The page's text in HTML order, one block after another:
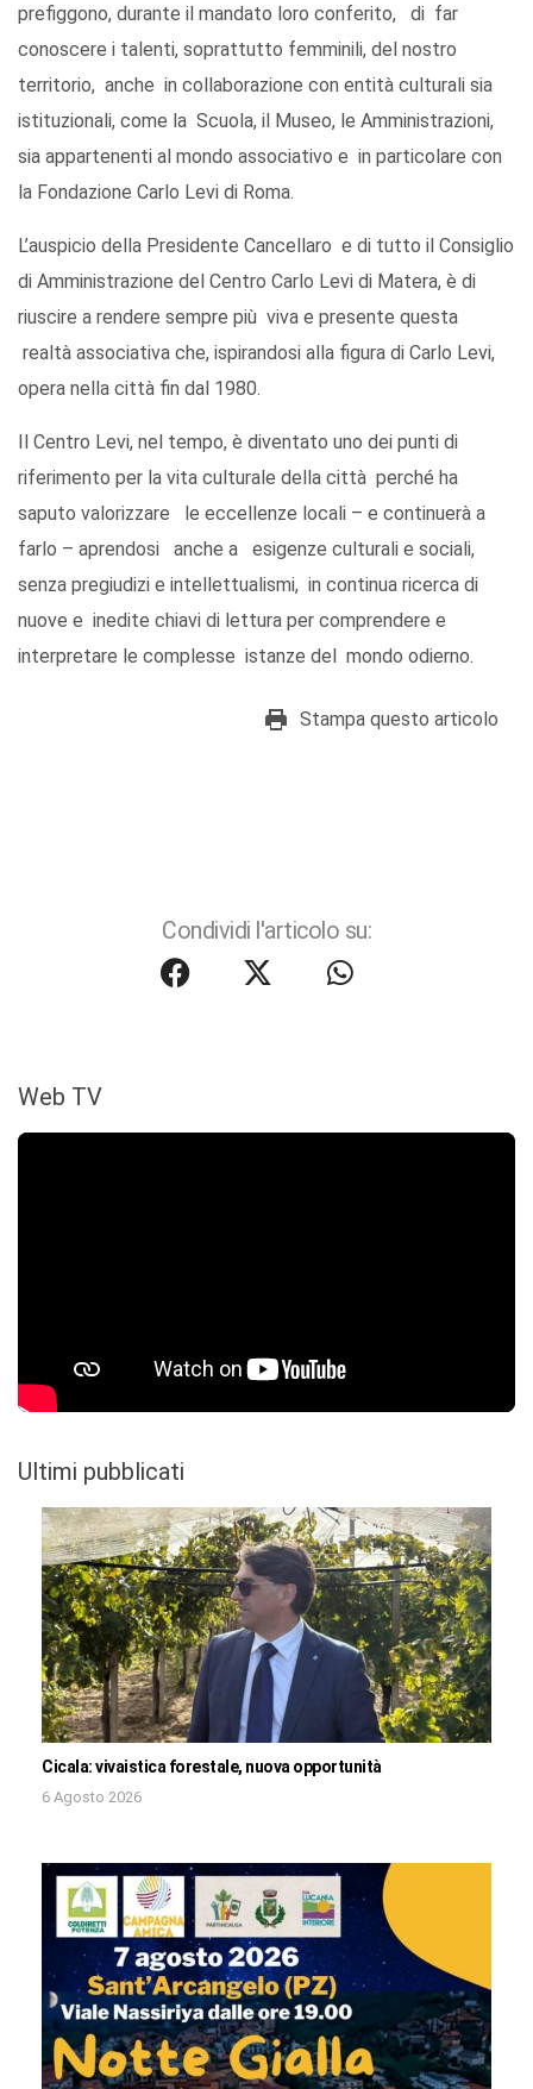
prefiggono, durante il mandato loro conferito, di far
conoscere i talenti, soprattutto femminili, del nostro
territorio, anche in collaborazione con entità culturali sia
istituzionali, come la Scuola, il Museo, le Amministrazioni,
sia appartenenti al mondo associativo e in particolare con
la Fondazione Carlo Levi di Roma.
L’auspicio della Presidente Cancellaro e di tutto il Consiglio
di Amministrazione del Centro Carlo Levi di Matera, è di
riuscire a rendere sempre più viva e presente questa
realtà associativa che, ispirandosi alla figura di Carlo Levi,
opera nella città fin dal 1980.
Il Centro Levi, nel tempo, è diventato uno dei punti di
riferimento per la vita culturale della città perché ha
saputo valorizzare le eccellenze locali – e continuerà a
farlo – aprendosi anche a esigenze culturali e sociali,
senza pregiudizi e intellettualismi, in continua ricerca di
nuove e inedite chiavi di lettura per comprendere e
interpretare le complesse istanze del mondo odierno.
Stampa questo articolo
Condividi l'articolo su:
Web TV
Ultimi pubblicati
Cicala: vivaistica forestale, nuova opportunità
6 Agosto 2026